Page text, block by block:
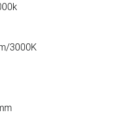
3000K